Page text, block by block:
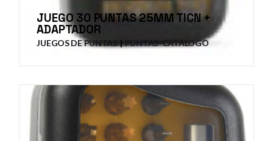
JUEGO 30 PUNTAS 25MM TICN +
ADAPTADOR
JUEGOS DE PUNTAS PUNTAS-CATÁLOGO